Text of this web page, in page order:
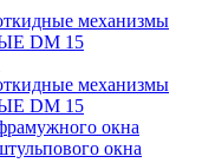
механизмы
DM 15
механизмы
DM 15
окна
окна